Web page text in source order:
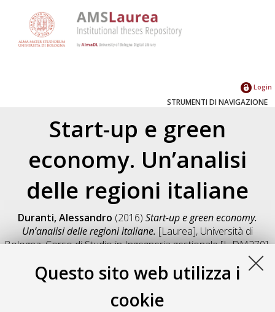
Questo sito web utilizza i
cookie
Login
STRUMENTI DI NAVIGAZIONE
Start-up e green
economy. Un’analisi
delle regioni italiane
Duranti, Alessandro (2016) Start-up e green economy.
Un’analisi delle regioni italiane. [Laurea], Università di
Bologna, Corso di Studio inIngegneria gestionale [L-DM270],
Salva citazione
Condividi
Il full-text non è disponibile per scelta dell'autore. (